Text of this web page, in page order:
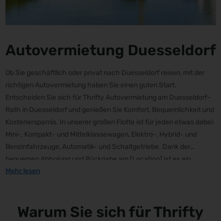
Autovermietung Duesseldorf
Ob Sie geschäftlich oder privat nach Duesseldorf reisen, mit der
richtigen Autovermietung haben Sie einen guten Start.
Entscheiden Sie sich für Thrifty Autovermietung am Duesseldorf-
Rath in Duesseldorf und genießen Sie Komfort, Bequemlichkeit und
Kostenersparnis. In unserer großen Flotte ist für jeden etwas dabei:
Mini-, Kompakt- und Mittelklassewagen, Elektro-, Hybrid- und
Benzinfahrzeuge, Automatik- und Schaltgetriebe. Dank der
bequemen Abholung und Rückgabe am [Location] ist es ein
Kinderspiel, Duesseldorf zu erkunden und zum gewünschten
Fahrerlebnis!
Mehr lesen
Warum Sie sich für Thrifty